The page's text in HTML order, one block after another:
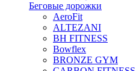
Беговые дорожки
AeroFit
ALTEZANI
BH FITNESS
Bowflex
BRONZE GYM